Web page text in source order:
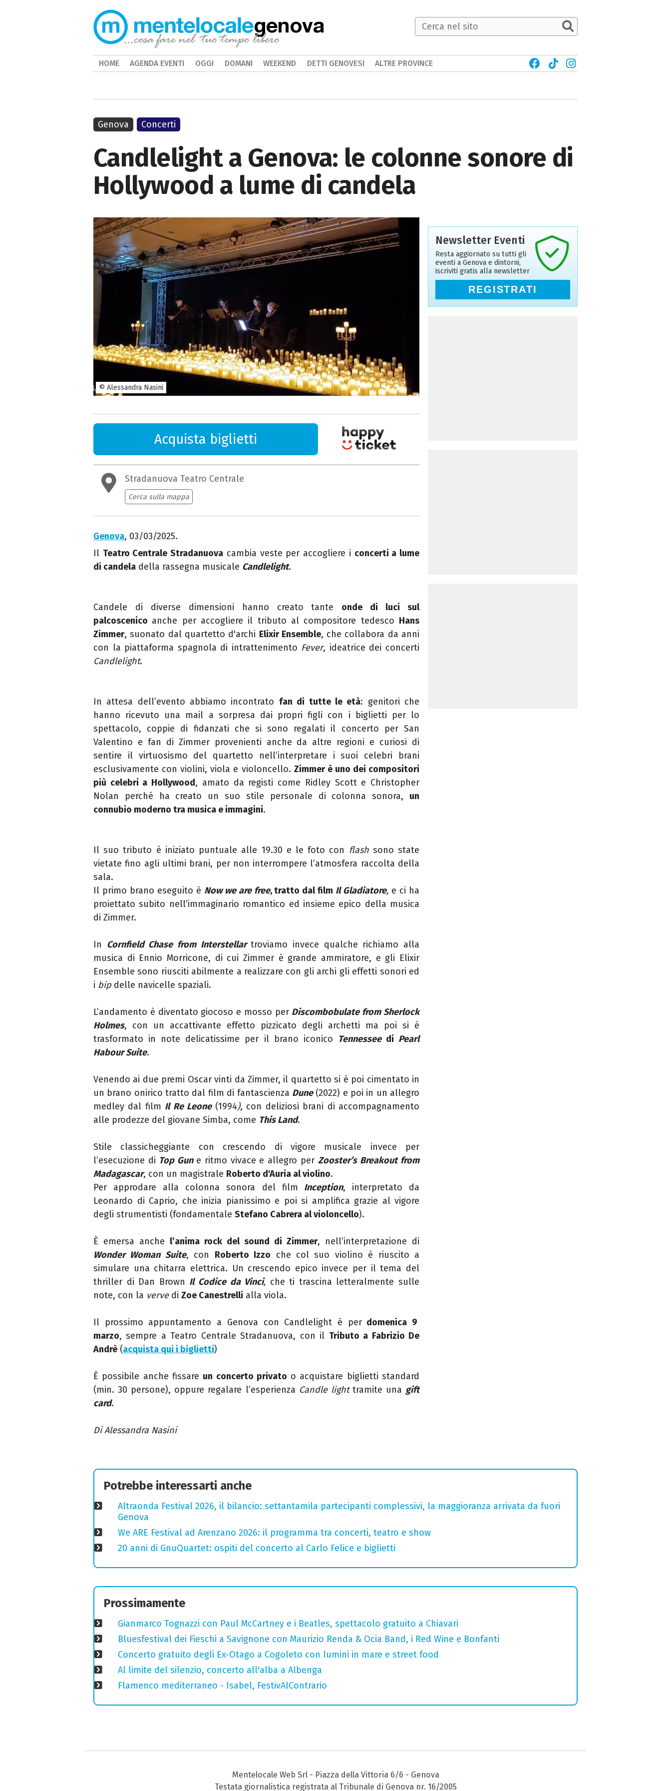
Candlelight a Genova: le colonne sonore di
Hollywood a lume di candela
© Alessandra Nasini
Acquista biglietti
Stradanuova Teatro Centrale
Cerca sulla mappa
Genova, 03/03/2025.
Il Teatro Centrale Stradanuova cambia veste per accogliere i concerti a lume
di candela della rassegna musicale Candlelight.
Candele di diverse dimensioni hanno creato tante onde di luci sul
palcoscenico anche per accogliere il tributo al compositore tedesco Hans
Zimmer, suonato dal quartetto d'archi Elixir Ensemble, che collabora da anni
con la piattaforma spagnola di intrattenimento Fever, ideatrice dei concerti
Candlelight.
In attesa dell’evento abbiamo incontrato fan di tutte le età: genitori che
hanno ricevuto una mail a sorpresa dai propri figli con i biglietti per lo
spettacolo, coppie di fidanzati che si sono regalati il concerto per San
Valentino e fan di Zimmer provenienti anche da altre regioni e curiosi di
sentire il virtuosismo del quartetto nell’interpretare i suoi celebri brani
esclusivamente con violini, viola e violoncello. Zimmer è uno dei compositori
più celebri a Hollywood, amato da registi come Ridley Scott e Christopher
Nolan perché ha creato un suo stile personale di colonna sonora, un
connubio moderno tra musica e immagini.
Il suo tributo è iniziato puntuale alle 19.30 e le foto con flashsono state
vietate fino agli ultimi brani, per non interrompere l’atmosfera raccolta della
sala.
Il primo brano eseguito è Now we are free, tratto dal film Il Gladiatore, e ci ha
proiettato subito nell’immaginario romantico ed insieme epico della musica
di Zimmer.
In Cornfield Chase from Interstellar troviamo invece qualche richiamo alla
musica di Ennio Morricone, di cui Zimmer è grande ammiratore, e gli Elixir
Ensemble sono riusciti abilmente a realizzare con gli archi gli effetti sonori ed
i bip delle navicelle spaziali.
L’andamento è diventato giocoso e mosso per Discombobulate from Sherlock
Holmes, con un accattivante effetto pizzicato degli archetti ma poi si è
trasformato in note delicatissime per il brano iconico Tennessee di Pearl
Habour Suite.
Venendo ai due premi Oscar vinti da Zimmer, il quartetto si è poi cimentato in
un brano onirico tratto dal film di fantascienza Dune (2022) e poi in un allegro
medley dal film Il Re Leone (1994), con deliziosi brani di accompagnamento
alle prodezze del giovane Simba, come This Land.
Stile classicheggiante con crescendo di vigore musicale invece per
l’esecuzione di Top Gun e ritmo vivace e allegro perZooster’s Breakout from
Madagascar, con un magistrale Roberto d'Auria al violino.
Per approdare alla colonna sonora del film
Inception, interpretato da
Leonardo di Caprio, che inizia pianissimo e poi si amplifica grazie al vigore
degli strumentisti (fondamentale Stefano Cabrera al violoncello).
È emersa anche l’anima rock del sound di Zimmer, nell’interpretazione di
Wonder WomanSuite, con Roberto Izzo che col suo violino è riuscito a
simulare una chitarra elettrica. Un crescendo epico invece per il tema del
thriller di Dan Brown Il Codice da Vinci, che ti trascina letteralmentesulle
note, con la vervedi Zoe Canestrelli alla viola.
Il prossimo appuntamento a Genova con Candlelight è perdomenica 9
marzo, sempre a Teatro Centrale Stradanuova, con il Tributo a Fabrizio De
Andrè (acquista qui i biglietti)
È possibile anche fissare un concerto privato o acquistare biglietti standard
(min. 30 persone), oppure regalare l’esperienza Candle light tramite una gift
card.
Di Alessandra Nasini
Genova Concerti
Newsletter Eventi
Resta aggiornato su tutti gli
eventi a Genova e dintorni,
iscriviti gratis alla newsletter
REGISTRATI
Potrebbe interessarti anche
Altraonda Festival 2026, il bilancio: settantamila partecipanti complessivi, la maggioranza arrivata da fuori
Genova
We ARE Festival ad Arenzano 2026: il programma tra concerti, teatro e show
20 anni di GnuQuartet: ospiti del concerto al Carlo Felice e biglietti
Prossimamente
Gianmarco Tognazzi con Paul McCartney e i Beatles, spettacolo gratuito a Chiavari
Bluesfestival dei Fieschi a Savignone con Maurizio Renda & Ocia Band, i Red Wine e Bonfanti
Concerto gratuito degli Ex-Otago a Cogoleto con lumini in mare e street food
Al limite del silenzio, concerto all'alba a Albenga
Flamenco mediterraneo - Isabel, FestivAlContrario
genova
HOME AGENDA EVENTI OGGI DOMANI WEEKEND DETTI GENOVESI ALTRE PROVINCE
Mentelocale Web Srl - Piazza della Vittoria 6/6 - Genova
Testata giornalistica registrata al Tribunale di Genova nr. 16/2005